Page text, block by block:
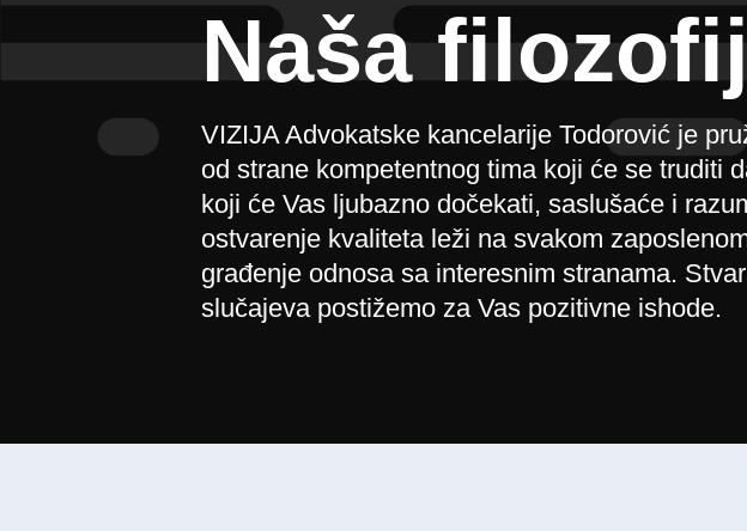
Naša
VIZIJA Advokatske kancelarije Todorović je
od strane kompetentnog tima koji će se truditi
koji će Vas ljubazno dočekati, saslušaće i
ostvarenje kvaliteta leži na svakom
građenje odnosa sa interesnim stranama.
slučajeva postižemo za Vas pozitivne ishode.